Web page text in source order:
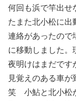
何回も浜で竿出せ
たまた北小松に出
連絡があったので
に移動しました。
夜明けはまだです
見覚えのある車が
笑 小鮎と北小松